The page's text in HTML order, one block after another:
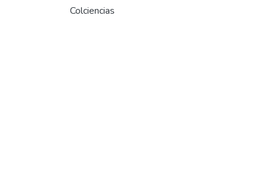
Colciencias